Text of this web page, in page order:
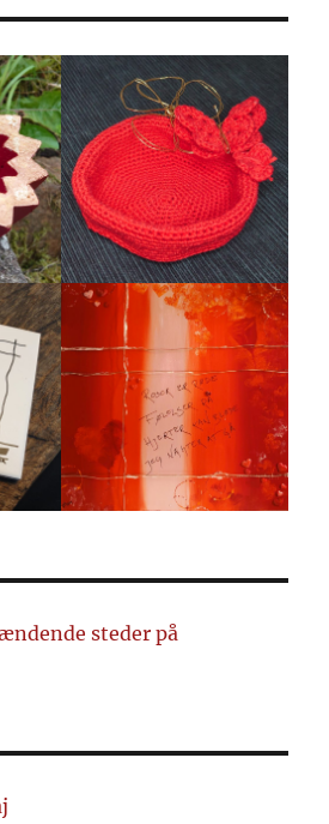
steder på